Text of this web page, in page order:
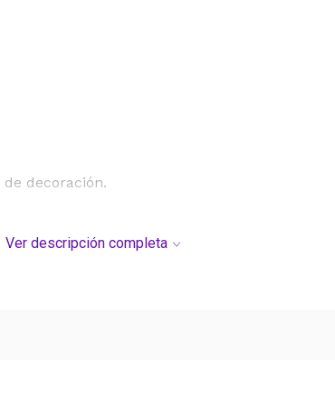
decoración.
Ver descripción completa